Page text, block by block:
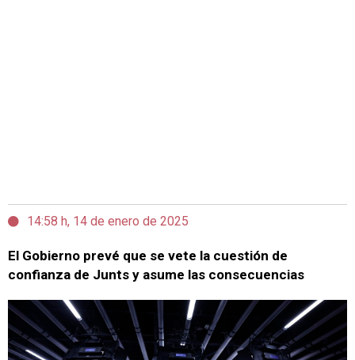
14:58 h, 14 de enero de 2025
El Gobierno prevé que se vete la cuestión de
confianza de Junts y asume las consecuencias